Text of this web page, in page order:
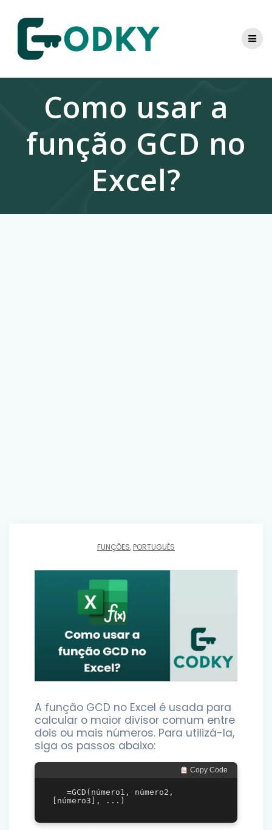
content
Como usar a
função GCD no
Excel?
FUNÇÕES, PORTUGUÊS
A função GCD no Excel é usada para
calcular o maior divisor comum entre
dois ou mais números. Para utilizá-la,
siga os passos abaixo:
Copy Code